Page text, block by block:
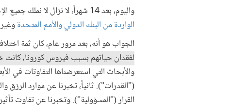
واليوم، بعد 14 شهراً، لا نزال لا نملك جميع الإجابات. ولكن في محاولة للإجابة على هذا السؤال، واستناداً إلى
الواردة من البنك الدولي والأمم المتحدة
الجواب هو أنه، بعد مرور عام، كان ثمة
لفقدان حياتهم بسبب فيروس كورونا، كانت
والأبحاث التي استعرضناها التفاوتات في
("القدرات"). ثانياً، تخبرنا عن موارد الرزق
القرار ("المسؤولية"). وتخبرنا عن تفاوت